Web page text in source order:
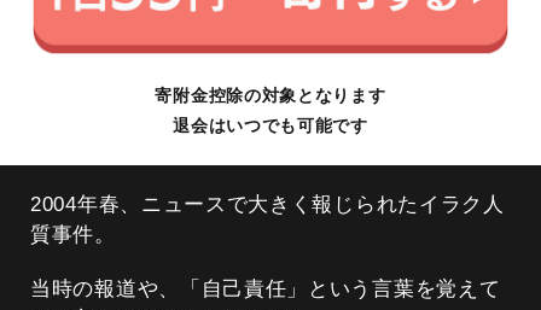
寄附金控除の対象となります
退会はいつでも可能です
2004年春、ニュースで大きく報じられたイラク人
質事件。
当時の報道や、「自己責任」という言葉を覚えて